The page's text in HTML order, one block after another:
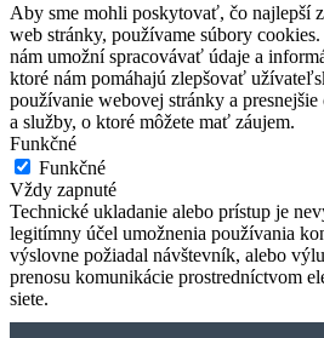
Aby sme mohli poskytovať, čo najlepší
web stránky, používame súbory
nám umožní spracovávať údaje a
ktoré nám pomáhajú zlepšovať
používanie webovej stránky a
a služby, o ktoré môžete mať záujem.
Funkčné
Funkčné
Vždy zapnuté
Technické ukladanie alebo prístup je
legitímny účel umožnenia používania
výslovne požiadal návštevník, alebo
prenosu komunikácie prostredníctvom
siete.